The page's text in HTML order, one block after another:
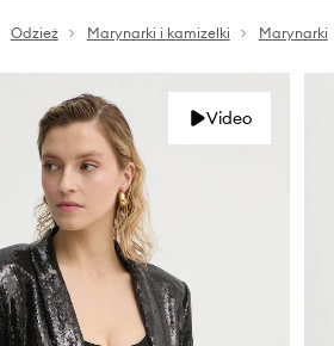
Odzież Marynarki i kamizelki Marynarki
Video